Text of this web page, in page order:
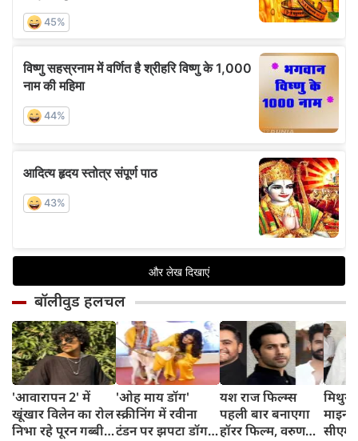
बॉलीवुड हलचल
'आवारापन 2' में
खूंखार विलेन का रोल
निभा रहे पूरन गब्बी
'ओह माय डॉग'
स्क्रीनिंग में रवीना
टंडन पर झपटा डॉग,
यश राज फिल्म्स
पहली बार बनाएगा
हॉरर फिल्म, वरुण
मिथुन
सीएम